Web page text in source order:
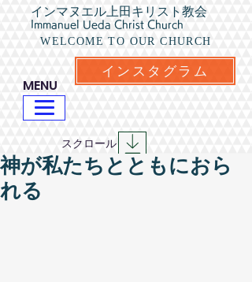
インマヌエル上田キリスト教会
Immanuel Ueda Christ Church
WELCOME TO OUR CHURCH
​MENU
​スクロール
インスタグラム
神が私たちとともにおら
れる